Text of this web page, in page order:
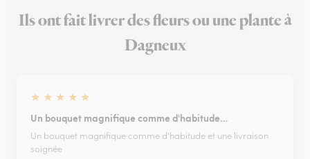
Ils ont fait livrer des fleurs ou une plante à
Dagneux
★ ★ ★ ★ ★
Un bouquet magnifique comme d'habitude…
Un bouquet magnifique comme d'habitude et une livraison
soignée